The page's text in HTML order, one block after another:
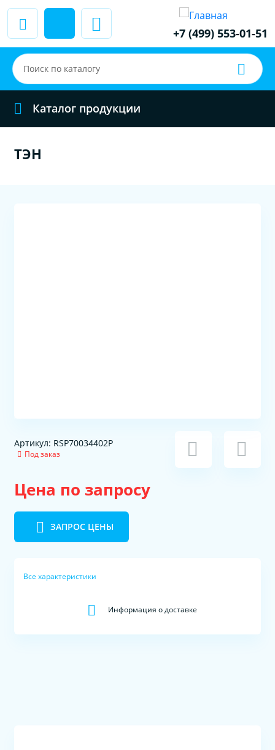
+7 (499) 553-01-51
Каталог продукции
ТЭН
Артикул: RSP70034402P
Под заказ
Цена по запросу
ЗАПРОС ЦЕНЫ
Все характеристики
Информация о доставке